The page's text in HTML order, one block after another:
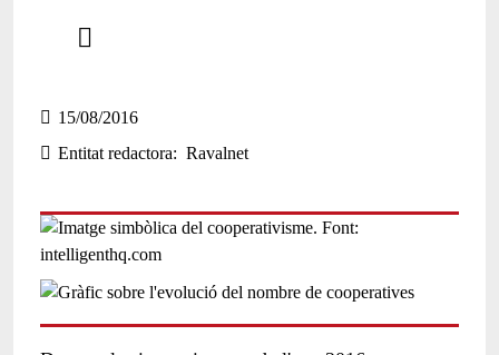
15/08/2016
Entitat redactora
Ravalnet